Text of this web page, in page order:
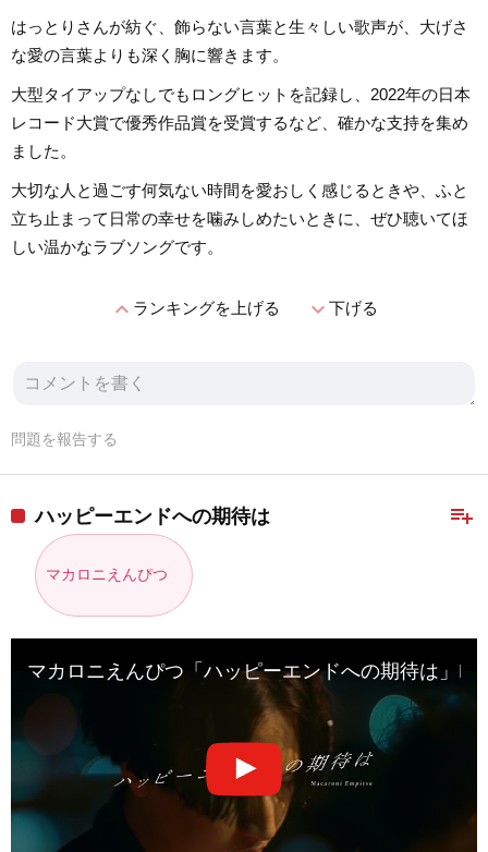
はっとりさんが紡ぐ、飾らない言葉と生々しい歌声が、大げさ
な愛の言葉よりも深く胸に響きます。
大型タイアップなしでもロングヒットを記録し、2022年の日本
レコード大賞で優秀作品賞を受賞するなど、確かな支持を集め
ました。
大切な人と過ごす何気ない時間を愛おしく感じるときや、ふと
立ち止まって日常の幸せを噛みしめたいときに、ぜひ聴いてほ
しい温かなラブソングです。
expand_lessランキングを上げる expand_more下げる
問題を報告する
playlist_add
ハッピーエンドへの期待は
マカロニえんぴつ
マカロニえんぴつ「ハッピーエンドへの期待は」MV